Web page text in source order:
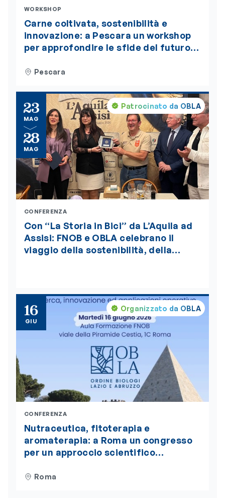
WORKSHOP
Carne coltivata, sostenibilità e
innovazione: a Pescara un workshop
per approfondire le sfide del futuro
ECMPescara
Patrocinato da OBLA
23
MAG
28
MAG
CONFERENZA
Con “La Storia in Bici” da L’Aquila ad
Assisi: FNOB e OBLA celebrano il
viaggio della sostenibilità, della
Organizzato da OBLA
16
GIU
CONFERENZA
Nutraceutica, fitoterapia e
aromaterapia: a Roma un congresso
per un approccio scientifico
Roma